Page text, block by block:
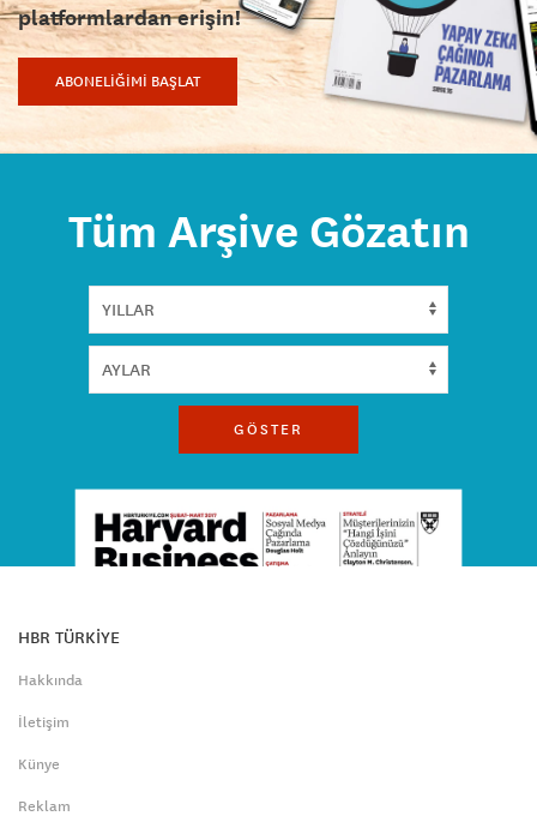
platformlardan erişin!
ABONELİĞİMİ BAŞLAT
Tüm Arşive Gözatın
GÖSTER
HBR TÜRKİYE
Hakkında
İletişim
Künye
Reklam